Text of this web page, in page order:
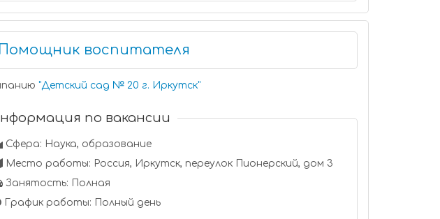
Помощник воспитателя
"Детский сад № 20 г. Иркутск"
по вакансии
Сфера: Наука, образование
Место работы: Россия, Иркутск, переулок Пионерский, дом 3
Занятость: Полная
График работы: Полный день